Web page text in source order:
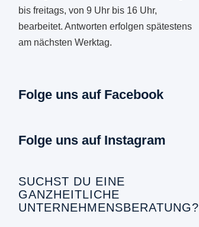
bis freitags, von 9 Uhr bis 16 Uhr,
bearbeitet. Antworten erfolgen spätestens
am nächsten Werktag.
Folge uns auf Facebook
Folge uns auf Instagram
SUCHST DU EINE
GANZHEITLICHE
UNTERNEHMENSBERATUNG?